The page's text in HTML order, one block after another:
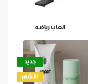
العاب رياضه
جديد
الأشهر